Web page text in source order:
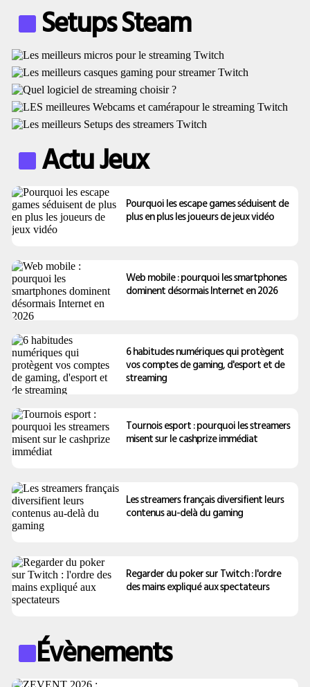
Setups Steam
Actu Jeux
Pourquoi les escape games séduisent de
plus en plus les joueurs de jeux vidéo
Web mobile : pourquoi les smartphones
dominent désormais Internet en 2026
6 habitudes numériques qui protègent
vos comptes de gaming, d'esport et de
streaming
Tournois esport : pourquoi les streamers
misent sur le cashprize immédiat
Les streamers français diversifient leurs
contenus au-delà du gaming
Regarder du poker sur Twitch : l'ordre
des mains expliqué aux spectateurs
Évènements